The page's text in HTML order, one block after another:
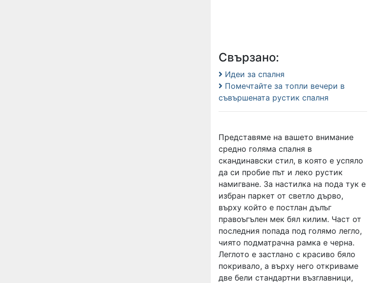
Свързано:
Идеи за спалня
Помечтайте за топли вечери в
съвършената рустик спалня
Представяме на вашето внимание
средно голяма спалня в
скандинавски стил, в която е успяло
да си пробие път и леко рустик
намигване. За настилка на пода тук е
избран паркет от светло дърво,
върху който е постлан дълъг
правоъгълен мек бял килим. Част от
последния попада под голямо легло,
чиято подматрачна рамка е черна.
Леглото е застлано с красиво бяло
покривало, а върху него откриваме
две бели стандартни възглавници,